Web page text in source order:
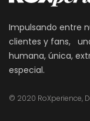
Impulsando entre
clientes y fans,
humana, única,
especial.
© 2020 RoXperience,